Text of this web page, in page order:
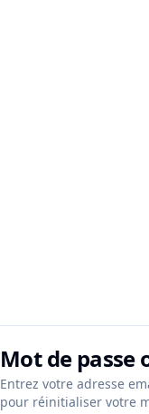
Mot de passe
Entrez votre adresse
pour réinitialiser votre